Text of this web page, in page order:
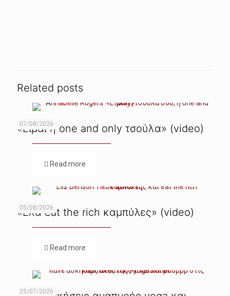
Related posts
07/08/2026
«Είμαι η one and only τσούλα» (video)
Read more
05/08/2026
«Ελα eat the rich καμπύλες» (video)
Read more
25/07/2026